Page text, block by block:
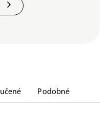
Podobné